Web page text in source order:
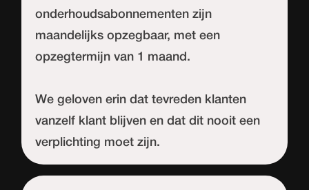
onderhoudsabonnementen zijn
maandelijks opzegbaar, met een
opzegtermijn van 1 maand.
We geloven erin dat tevreden klanten
vanzelf klant blijven en dat dit nooit een
verplichting moet zijn.